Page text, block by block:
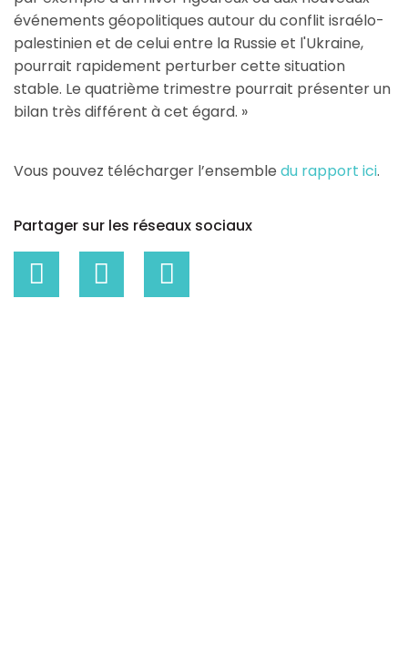
événements géopolitiques autour du conflit israélo-
palestinien et de celui entre la Russie et l'Ukraine,
pourrait rapidement perturber cette situation
stable. Le quatrième trimestre pourrait présenter un
bilan très différent à cet égard. »
Vous pouvez télécharger l’ensemble du rapport ici.
Partager sur les réseaux sociaux